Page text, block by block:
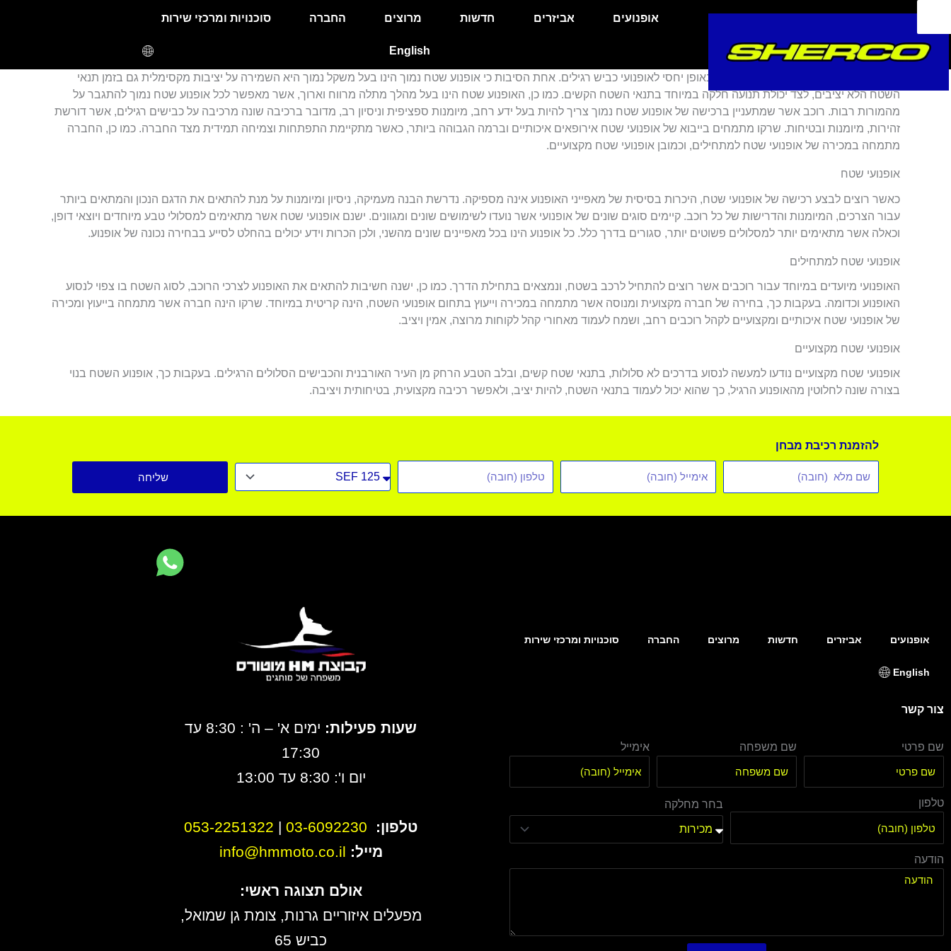
אופנועים אביזרים חדשות מרוצים החברה סוכנויות ומרכזי שירות
English
אופנוע שטח נמוך מתאפיין במשקל נמוך באופן יחסי לאופנועי כביש רגילים. אחת הסיבות כי אופנוע שטח נמוך הינו בעל משקל נמוך היא השמירה על יציבות מקסימלית גם בזמן תנאי
השטח הלא יציבים, לצד יכולת תנועה חלקה במיוחד בתנאי השטח הקשים. כמו כן, האופנוע שטח הינו בעל מהלך מתלה מרווח וארוך, אשר מאפשר לכל אופנוע שטח נמוך להתגבר על
מהמורות רבות. רוכב אשר שמתעניין ברכישה של אופנוע שטח נמוך צריך להיות בעל ידע רחב, מיומנות ספציפית וניסיון רב, מדובר ברכיבה שונה מרכיבה על כבישים רגילים, אשר דורשת
זהירות, מיומנות ובטיחות. שרקו מתמחים בייבוא של אופנועי שטח אירופאים איכותיים וברמה הגבוהה ביותר, כאשר מתקיימת התפתחות וצמיחה תמידית מצד החברה. כמו כן, החברה
מתמחה במכירה של אופנועי שטח למתחילים, וכמובן אופנועי שטח מקצועיים.
אופנועי שטח
כאשר רוצים לבצע רכישה של אופנועי שטח, היכרות בסיסית של מאפייני האופנוע אינה מספיקה. נדרשת הבנה מעמיקה, ניסיון ומיומנות על מנת להתאים את הדגם הנכון והמתאים ביותר
עבור הצרכים, המיומנות והדרישות של כל רוכב. קיימים סוגים שונים של אופנועי אשר נועדו לשימושים שונים ומגוונים. ישנם אופנועי שטח אשר מתאימים למסלולי טבע מיוחדים ויוצאי דופן,
וכאלה אשר מתאימים יותר למסלולים פשוטים יותר, סגורים בדרך כלל. כל אופנוע הינו בכל מאפיינים שונים מהשני, ולכן הכרות וידע יכולים בהחלט לסייע בבחירה נכונה של אופנוע.
אופנועי שטח למתחילים
האופנועי מיועדים במיוחד עבור רוכבים אשר רוצים להתחיל לרכב בשטח, ונמצאים בתחילת הדרך. כמו כן, ישנה חשיבות להתאים את האופנוע לצרכי הרוכב, לסוג השטח בו צפוי לנסוע
האופנוע וכדומה. בעקבות כך, בחירה של חברה מקצועית ומנוסה אשר מתמחה במכירה וייעוץ בתחום אופנועי השטח, הינה קריטית במיוחד. שרקו הינה חברה אשר מתמחה בייעוץ ומכירה
של אופנועי שטח איכותיים ומקצועיים לקהל רוכבים רחב, ושמח לעמוד מאחורי קהל לקוחות מרוצה, אמין ויציב.
אופנועי שטח מקצועיים
אופנועי שטח מקצועיים נודעו למעשה לנסוע בדרכים לא סלולות, בתנאי שטח קשים, ובלב הטבע הרחק מן העיר האורבנית והכבישים הסלולים הרגילים. בעקבות כך, אופנוע השטח בנוי
בצורה שונה לחלוטין מהאופנוע הרגיל, כך שהוא יכול לעמוד בתנאי השטח, להיות יציב, ולאפשר רכיבה מקצועית, בטיחותית ויציבה.
להזמנת רכיבת מבחן
סוג
רכב
שליחה
אופנועים אביזרים חדשות מרוצים החברה סוכנויות ומרכזי שירות
English
צור קשר
שם פרטי שם משפחה אימייל
טלפון בחר מחלקה
הודעה
שעות פעילות:
ימים א' – ה' : 8:30 עד
17:30
יום ו': 8:30 עד 13:00
טלפון: 03-6092230
|
053-2251322
מייל: info@hmmoto.co.il
אולם תצוגה ראשי:
מפעלים איזוריים גרנות, צומת גן שמואל,
כביש 65